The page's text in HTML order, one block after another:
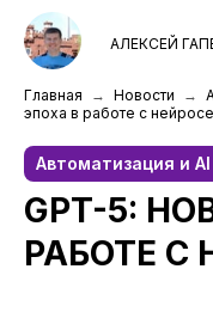
АЛЕКСЕЙ
Главная Новости
эпоха в работе с
Автоматизация и AI
GPT-5:
РАБОТЕ С